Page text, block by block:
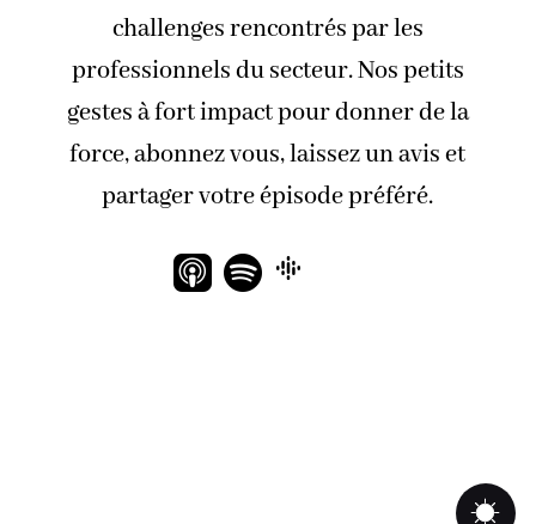
challenges rencontrés par les
professionnels du secteur. Nos petits
gestes à fort impact pour donner de la
force, abonnez vous, laissez un avis et
partager votre épisode préféré.